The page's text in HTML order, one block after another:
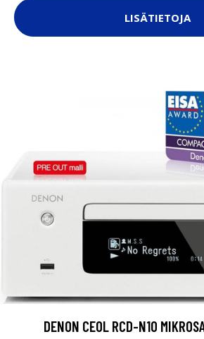
LISÄTIETOJA
DENON CEOL RCD-N10